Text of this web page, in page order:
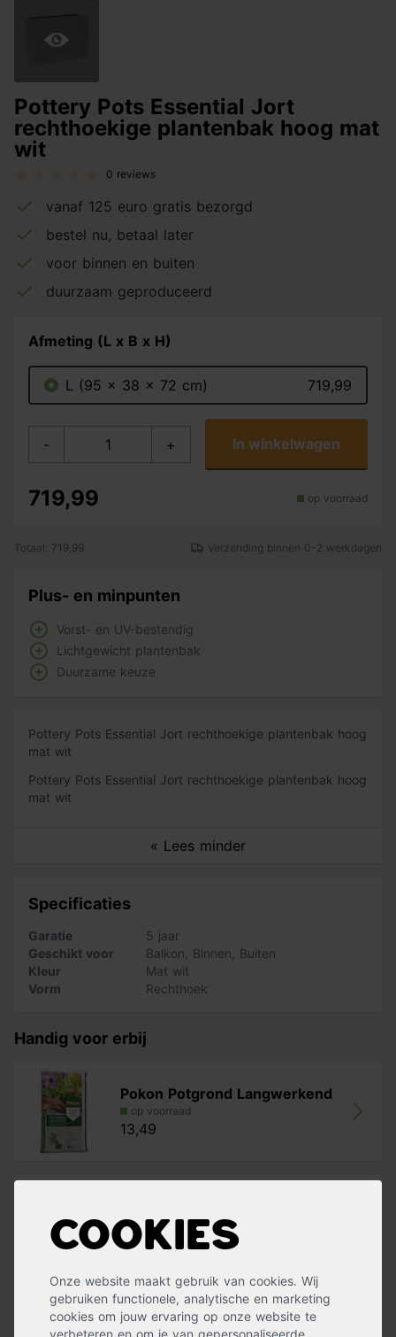
Cookies
Onze website maakt gebruik van cookies. Wij
gebruiken functionele, analytische en marketing
cookies om jouw ervaring op onze website te
verbeteren en om je van gepersonaliseerde
Pottery Pots Essential Jort
rechthoekige plantenbak hoog mat
wit
0 reviews
vanaf 125 euro gratis bezorgd
bestel nu, betaal later
voor binnen en buiten
duurzaam geproduceerd
Afmeting (L x B x H)
L (95 x 38 x 72 cm) 719,99
- + In winkelwagen
719,99 op voorraad
Totaal: 719,99 Verzending binnen 0-2 werkdagen
Plus- en minpunten
Vorst- en UV-bestendig
Lichtgewicht plantenbak
Duurzame keuze
Pottery Pots Essential Jort rechthoekige plantenbak hoog
mat wit
« Lees minder
Pottery Pots Essential Jort rechthoekige plantenbak hoog
mat wit
Specificaties
Garatie
5 jaar
Geschikt voor
Balkon Binnen
Buiten
Kleur
Mat wit
Vorm
Rechthoek
Handig voor erbij
Pokon Potgrond Langwerkend
op voorraad
13,49
op voorraad
13,99
Roze pampasgras